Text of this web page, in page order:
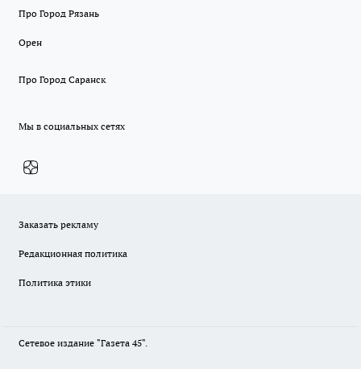
Про Город Рязань
Орен
Про Город Саранск
Мы в социальных сетях
Заказать рекламу
Редакционная политика
Политика этики
Сетевое издание "Газета 45".